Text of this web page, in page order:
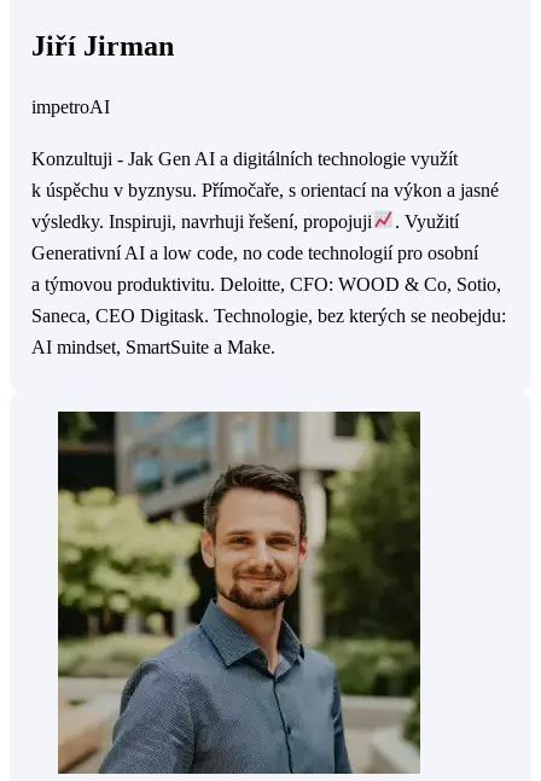
Jiří Jirman
impetroAI
Konzultuji - Jak Gen AI a digitálních technologie využít
k úspěchu v byznysu. Přímočaře, s orientací na výkon a jasné
výsledky. Inspiruji, navrhuji řešení, propojuji
. Využití
Generativní AI a low code, no code technologií pro osobní
a týmovou produktivitu. Deloitte, CFO: WOOD & Co, Sotio,
Saneca, CEO Digitask. Technologie, bez kterých se neobejdu:
AI mindset, SmartSuite a Make.